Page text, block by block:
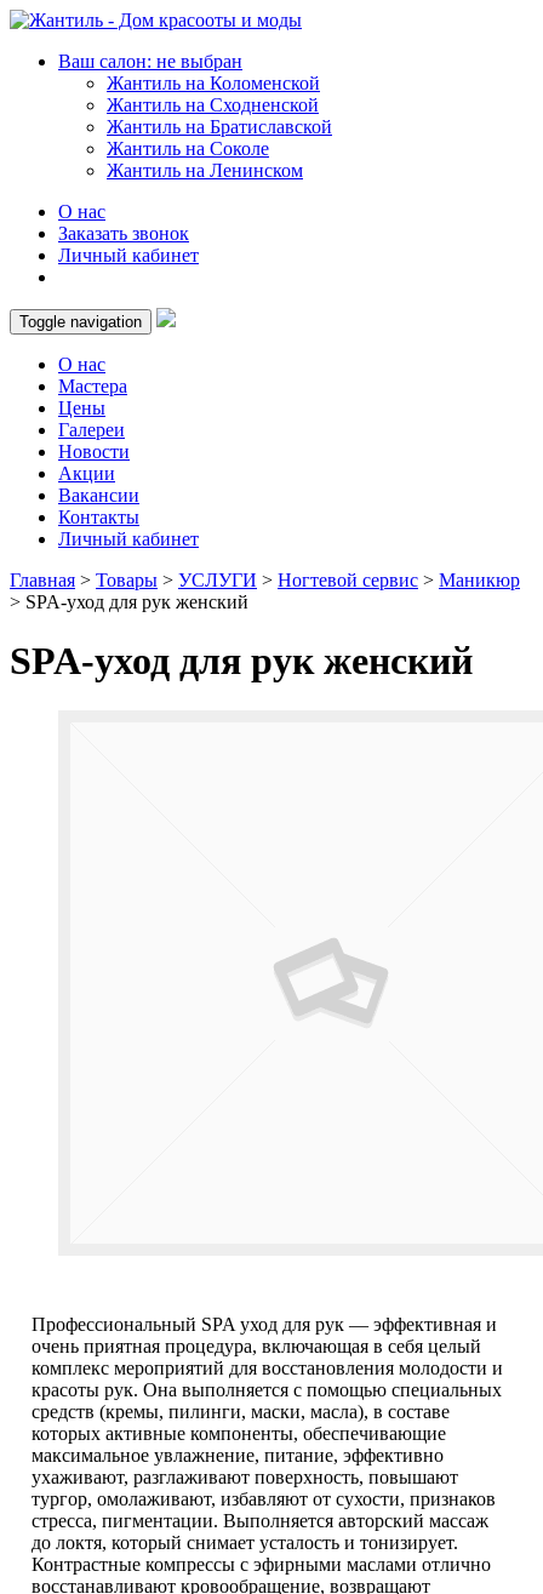
Ваш салон: не выбран
Жантиль на Коломенской
Жантиль на Сходненской
Жантиль на Братиславской
Жантиль на Соколе
Жантиль на Ленинском
О нас
Заказать звонок
Личный кабинет
Toggle navigation
О нас
Мастера
Цены
Галереи
Новости
Акции
Вакансии
Контакты
Личный кабинет
Главная > Товары > УСЛУГИ > Ногтевой сервис > Маникюр
> SPA-уход для рук женский
SPA-уход для рук женский
Профессиональный SPA уход для рук — эффективная и
очень приятная процедура, включающая в себя целый
комплекс мероприятий для восстановления молодости и
красоты рук. Она выполняется с помощью специальных
средств (кремы, пилинги, маски, масла), в составе
которых активные компоненты, обеспечивающие
максимальное увлажнение, питание, эффективно
ухаживают, разглаживают поверхность, повышают
тургор, омолаживают, избавляют от сухости, признаков
стресса, пигментации. Выполняется авторский массаж
до локтя, который снимает усталость и тонизирует.
Контрастные компрессы с эфирными маслами отлично
восстанавливают кровообращение, возвращают